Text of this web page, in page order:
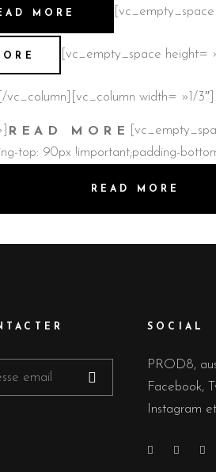
MORE
[vc_empty_space height=
width= »1/
READ MORE
top: 90px !important;padding-
READ MORE
SOCIAL
PROD8,
Facebook,
Instagram